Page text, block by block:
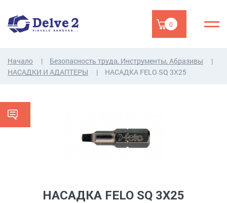
0
Начало
Безопасность труда, Инструменты, Абразивы
НАСАДКИ И АДАПТЕРЫ
НАСАДКA FELO SQ 3X25
НАСАДКA FELO SQ 3X25